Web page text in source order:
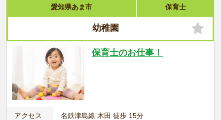
愛知県あま市 保育士
幼稚園
保育士のお仕事！
アクセス 名鉄津島線 木田 徒歩 15分